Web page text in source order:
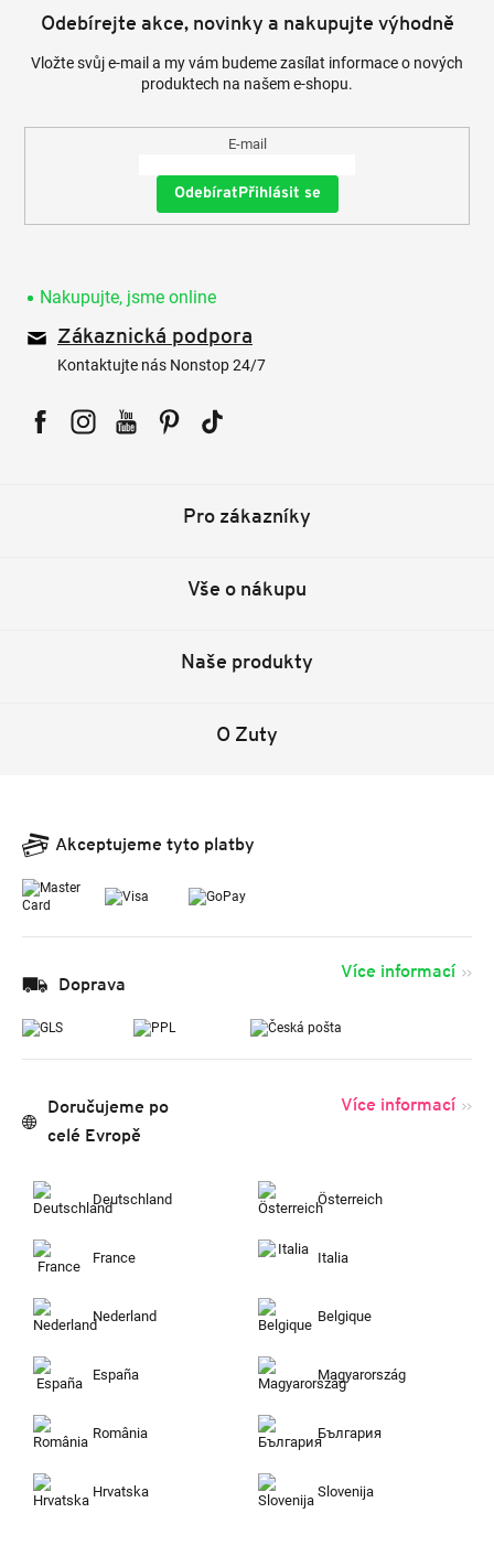
Odebírejte akce, novinky a nakupujte výhodně
Vložte svůj e-mail a my vám budeme zasílat informace o nových
produktech na našem e-shopu.
E-mail
Přihlásit se
Nakupujte, jsme online
Zákaznická podpora
Kontaktujte nás Nonstop 24/7
Pro zákazníky
Vše o nákupu
Naše produkty
O Zuty
Akceptujeme tyto platby
Doprava
Více informací
Doručujeme po
celé Evropě
Více informací
Deutschland Österreich
France Italia
Nederland Belgique
España Magyarország
România България
Hrvatska Slovenija